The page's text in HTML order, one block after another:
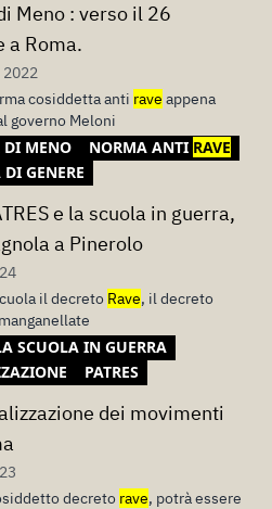
Meno : verso il 26
a Roma.
2022
cosiddetta anti rave appena
governo Meloni
MENO NORMA ANTI RAVE
GENERE
e la scuola in guerra,
a Pinerolo
il decreto Rave, il decreto
SCUOLA IN GUERRA
PATRES
dei movimenti
decreto rave, potrà essere